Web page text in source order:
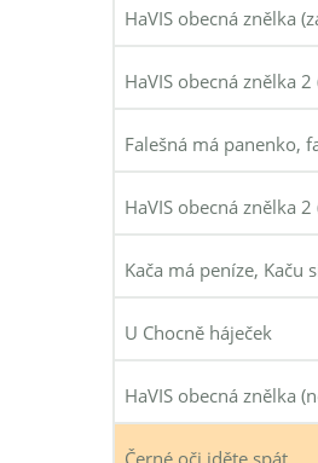
HaVIS obecná znělka
HaVIS obecná znělka 2
Falešná má panenko,
HaVIS obecná znělka 2
Kača má peníze, Kaču
U Chocně háječek
HaVIS obecná znělka